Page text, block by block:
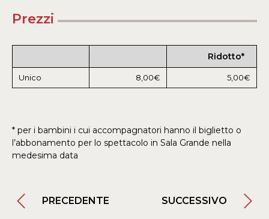
Prezzi
Ridotto*
Unico 8,00€ 5,00€
* per i bambini i cui accompagnatori hanno il biglietto o
l’abbonamento per lo spettacolo in Sala Grande nella
medesima data
PRECEDENTE SUCCESSIVO